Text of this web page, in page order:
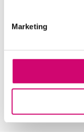
Marketing
Resurse Umane
Transformare Digitală
Vânzări și negocieri